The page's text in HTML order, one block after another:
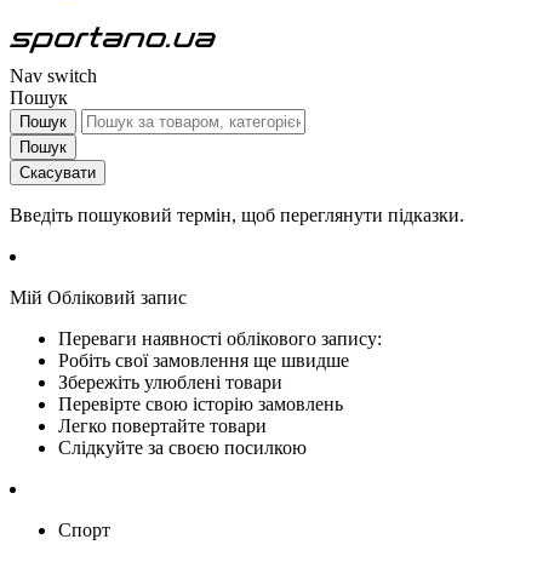
Nav switch
Пошук
Пошук
Пошук
Скасувати
Введіть пошуковий термін, щоб переглянути підказки.
Мій Обліковий запис
Переваги наявності облікового запису:
Робіть свої замовлення ще швидше
Збережіть улюблені товари
Перевірте свою історію замовлень
Легко повертайте товари
Слідкуйте за своєю посилкою
Спорт